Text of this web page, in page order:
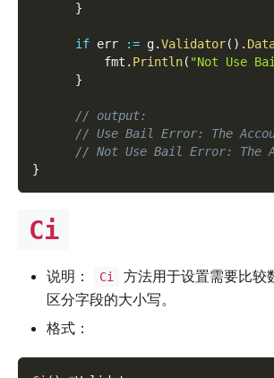
}
if err := g.Validator( ) .
          fmt
. Println( "Not Use
}
// output:
// Use Bail Error: The
// Not Use Bail Error: The
}
Ci
说明： Ci
方法用于设置需要比较
区分字段的大小写。
格式：